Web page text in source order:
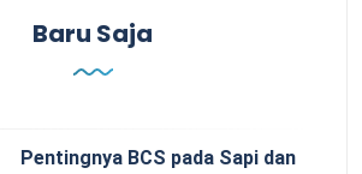
Baru Saja
Pentingnya BCS pada Sapi dan